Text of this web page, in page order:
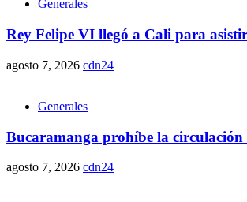
Generales
Rey Felipe VI llegó a Cali para
agosto 7, 2026 cdn24
Generales
Bucaramanga prohíbe la
agosto 7, 2026 cdn24